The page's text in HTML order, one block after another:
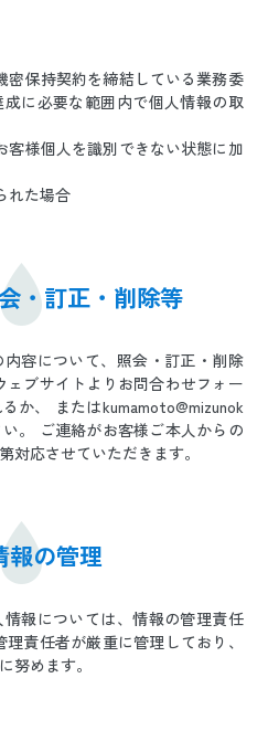
密保持契約を締結している業務委
に必要な範囲内で個人情報の取
客様個人を識別できない状態に加
れた場合
・訂正・削除等
容について、照会・訂正・削除
ブサイトよりお問合わせフォー
か、 またはkumamoto@mizunok
。 ご連絡がお客様ご本人からの
対応させていただきます。
報の管理
報については、情報の管理責任
責任者が厳重に管理しており、
努めます。